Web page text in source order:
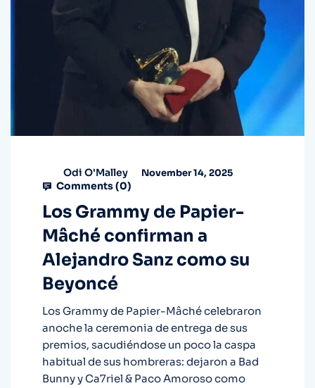
Odi O'Malley November 14, 2025
Comments (0)
Los Grammy de Papier-
Mâché confirman a
Alejandro Sanz como su
Beyoncé
Los Grammy de Papier-Mâché celebraron
anoche la ceremonia de entrega de sus
premios, sacudiéndose un poco la caspa
habitual de sus hombreras: dejaron a Bad
Bunny y Ca7riel & Paco Amoroso como